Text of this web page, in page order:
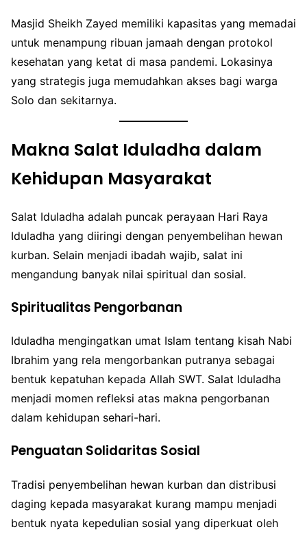
Masjid Sheikh Zayed memiliki kapasitas yang memadai
untuk menampung ribuan jamaah dengan protokol
kesehatan yang ketat di masa pandemi. Lokasinya
yang strategis juga memudahkan akses bagi warga
Solo dan sekitarnya.
Makna Salat Iduladha dalam
Kehidupan Masyarakat
Salat Iduladha adalah puncak perayaan Hari Raya
Iduladha yang diiringi dengan penyembelihan hewan
kurban. Selain menjadi ibadah wajib, salat ini
mengandung banyak nilai spiritual dan sosial.
Spiritualitas Pengorbanan
Iduladha mengingatkan umat Islam tentang kisah Nabi
Ibrahim yang rela mengorbankan putranya sebagai
bentuk kepatuhan kepada Allah SWT. Salat Iduladha
menjadi momen refleksi atas makna pengorbanan
dalam kehidupan sehari-hari.
Penguatan Solidaritas Sosial
Tradisi penyembelihan hewan kurban dan distribusi
daging kepada masyarakat kurang mampu menjadi
bentuk nyata kepedulian sosial yang diperkuat oleh